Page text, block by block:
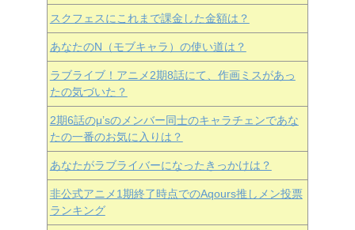
スクフェスにこれまで課金した金額は？
あなたのN（モブキャラ）の使い道は？
ラブライブ！アニメ2期8話にて、作画ミスがあっ
たの気づいた？
2期6話のμ’sのメンバー同士のキャラチェンであな
たの一番のお気に入りは？
あなたがラブライバーになったきっかけは？
非公式アニメ1期終了時点でのAqours推しメン投票
ランキング